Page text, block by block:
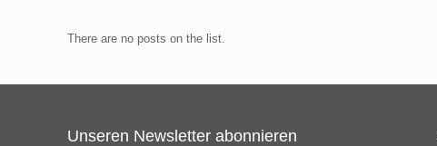
There are no posts on the list.
Unseren Newsletter abonnieren